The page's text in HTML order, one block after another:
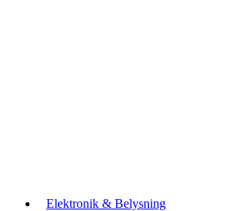
Elektronik & Belysning